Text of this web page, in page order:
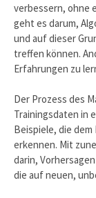
verbessern, ohne
geht es darum,
und auf dieser
treffen können.
Erfahrungen zu
Der Prozess des
Trainingsdaten in
Beispiele, die
erkennen. Mit
darin,
die auf neuen,